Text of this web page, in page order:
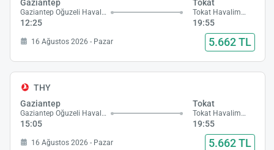
Gaziantep
Gaziantep Oğuzeli Havalimanı
12:25
Tokat
Tokat Havalimanı
19:55
16 Ağustos 2026 - Pazar 5.662 TL
THY
Gaziantep
Gaziantep Oğuzeli Havalimanı
15:05
Tokat
Tokat Havalimanı
19:55
16 Ağustos 2026 - Pazar 5.662 TL